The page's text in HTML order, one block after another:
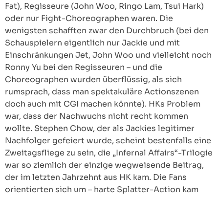
Fat), Regisseure (John Woo, Ringo Lam, Tsui Hark)
oder nur Fight-Choreographen waren. Die
wenigsten schafften zwar den Durchbruch (bei den
Schauspielern eigentlich nur Jackie und mit
Einschränkungen Jet, John Woo und vielleicht noch
Ronny Yu bei den Regisseuren – und die
Choreographen wurden überflüssig, als sich
rumsprach, dass man spektakuläre Actionszenen
doch auch mit CGI machen könnte). HKs Problem
war, dass der Nachwuchs nicht recht kommen
wollte. Stephen Chow, der als Jackies legitimer
Nachfolger gefeiert wurde, scheint bestenfalls eine
Zweitagsfliege zu sein, die „Infernal Affairs“-Trilogie
war so ziemlich der einzige wegweisende Beitrag,
der im letzten Jahrzehnt aus HK kam. Die Fans
orientierten sich um – harte Splatter-Action kam